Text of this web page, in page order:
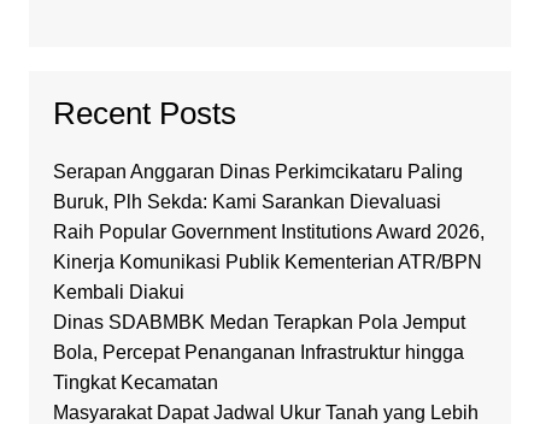
Recent Posts
Serapan Anggaran Dinas Perkimcikataru Paling
Buruk, Plh Sekda: Kami Sarankan Dievaluasi
Raih Popular Government Institutions Award 2026,
Kinerja Komunikasi Publik Kementerian ATR/BPN
Kembali Diakui
Dinas SDABMBK Medan Terapkan Pola Jemput
Bola, Percepat Penanganan Infrastruktur hingga
Tingkat Kecamatan
Masyarakat Dapat Jadwal Ukur Tanah yang Lebih